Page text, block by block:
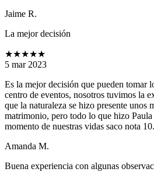
Jaime R.
La mejor decisión
★★★★★
5 mar 2023
Es la mejor decisión que pueden tomar
centro de eventos, nosotros tuvimos la
que la naturaleza se hizo presente unos
matrimonio, pero todo lo que hizo Paula
momento de nuestras vidas saco nota 10.
Amanda M.
Buena experiencia con algunas